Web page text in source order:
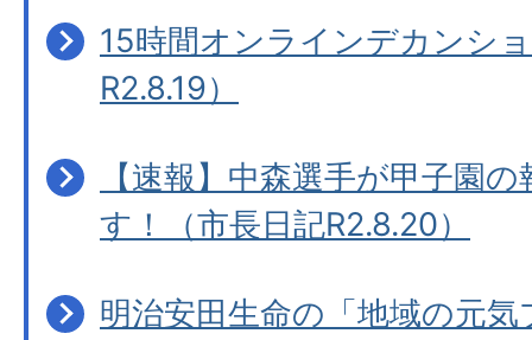
15時間オンラインデカンシ
R2.8.19）
【速報】中森選手が甲子園
す！（市長日記R2.8.20）
明治安田生命の「地域の元